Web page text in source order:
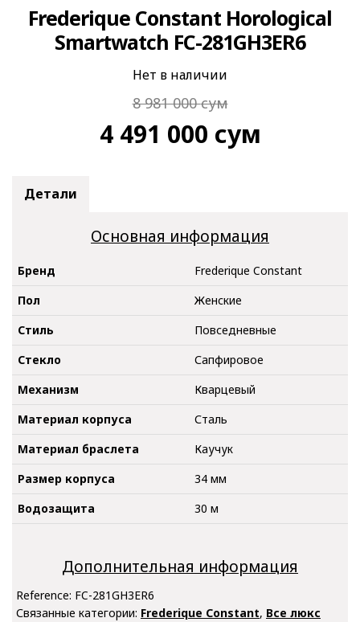
Frederique Constant Horological
Smartwatch FC-281GH3ER6
Нет в наличии
8 981 000сум
4 491 000 сум
Детали
Основная информация
Бренд
Frederique Constant
Пол
Женские
Стиль
Повседневные
Стекло
Сапфировое
Механизм
Кварцевый
Материал корпуса
Сталь
Материал браслета
Каучук
Размер корпуса
34 мм
Водозащита
30 м
Дополнительная информация
Reference: FC-281GH3ER6
Связанные категории: Frederique Constant, Все люкс